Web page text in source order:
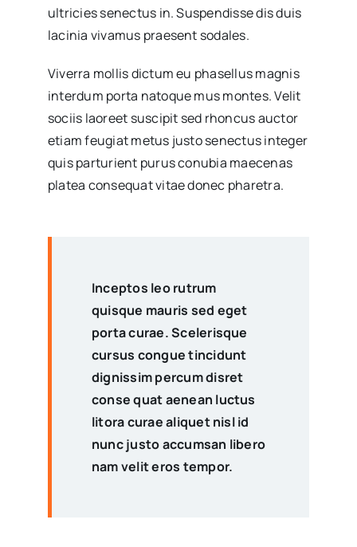
ultricies senectus in. Suspendisse dis duis
lacinia vivamus praesent sodales.
Viverra mollis dictum eu phasellus magnis
interdum porta natoque mus montes. Velit
sociis laoreet suscipit sed rhoncus auctor
etiam feugiat metus justo senectus integer
quis parturient purus conubia maecenas
platea consequat vitae donec pharetra.
Inceptos leo rutrum
quisque mauris sed eget
porta curae. Scelerisque
cursus congue tincidunt
dignissim percum disret
conse quat aenean luctus
litora curae aliquet nisl id
nunc justo accumsan libero
nam velit eros tempor.